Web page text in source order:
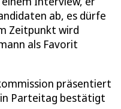
ab, es dürfe
Zeitpunkt wird
als Favorit
präsentiert
Parteitag bestätigt